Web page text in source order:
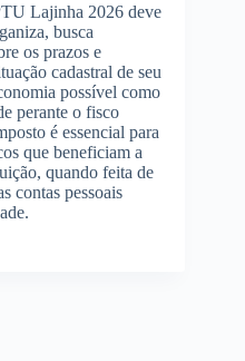
Lajinha 2026 deve
busca
os prazos e
cadastral de seu
possível como
perante o fisco
é essencial para
que beneficiam a
quando feita de
contas pessoais